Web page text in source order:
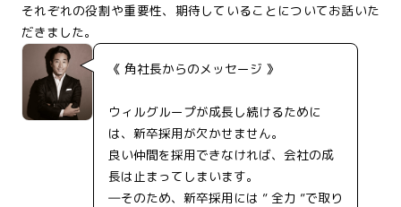
それぞれの役割や重要性、期待していることについてお話いた
だきました。
《 角社長からのメッセージ 》
ウィルグループが成長し続けるために
は、新卒採用が欠かせません。
良い仲間を採用できなければ、会社の成
長は止まってしまいます。
―そのため、新卒採用には ” 全力 ”で取り